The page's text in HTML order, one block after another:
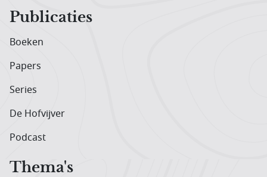
Publicaties
Boeken
Papers
Series
De Hofvijver
Podcast
Thema's